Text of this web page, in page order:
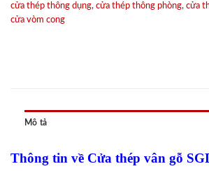
cửa thép thông dụng, cửa thép thông phòng, cửa
cửa vòm cong
Mô tả
Thông tin về Cửa thép vân gỗ